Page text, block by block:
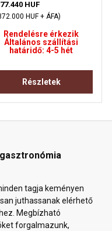
HUF
HUF + ÁFA)
Rendelésre érkezik
Általános szállítási
határidő: 4-5 hét
Részletek
tagja keményen
juthassanak elérhető
Megbízható
forgalmazunk,